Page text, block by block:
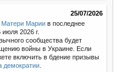
25/07/2026
Матери Марии в последнее
2026 г.
сообщества будет
войны в Украине. Если
включить в бдение призывы
демократии